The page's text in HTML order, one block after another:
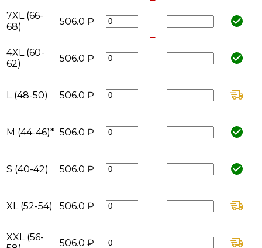
7XL (66-
68)
506.0 ₽
4XL (60-
62)
506.0 ₽
L (48-50) 506.0 ₽
M (44-46)* 506.0 ₽
S (40-42) 506.0 ₽
XL (52-54) 506.0 ₽
XXL (56-
506.0 ₽